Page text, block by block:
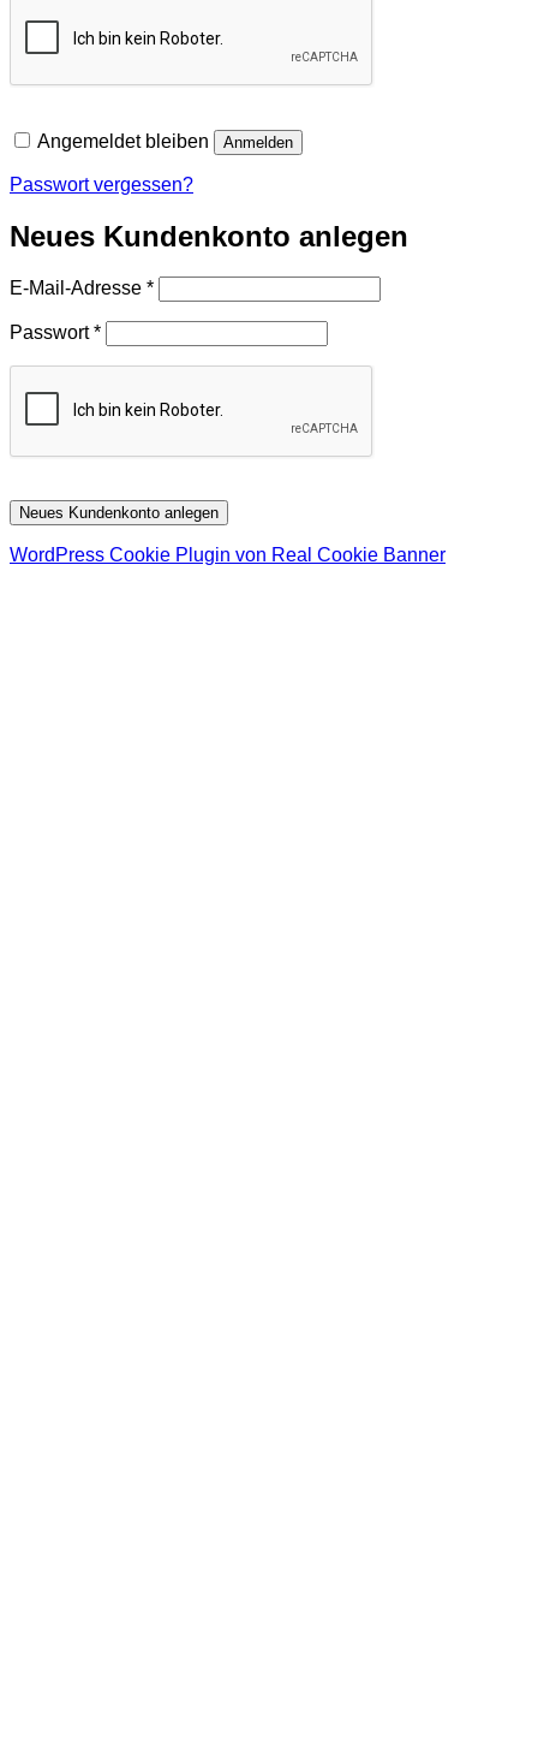
Angemeldet bleiben Anmelden
Passwort vergessen?
Neues Kundenkonto anlegen
E-Mail-Adresse *Erforderlich
Passwort*Erforderlich
Neues Kundenkonto anlegen
WordPress Cookie Plugin von Real Cookie Banner